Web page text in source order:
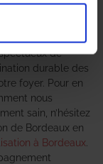
à descafards, des
professionnels
Grâce à
de
durable des
foyer. Pour en
nous
sain, n’hésitez
de Bordeaux en
à Bordeaux